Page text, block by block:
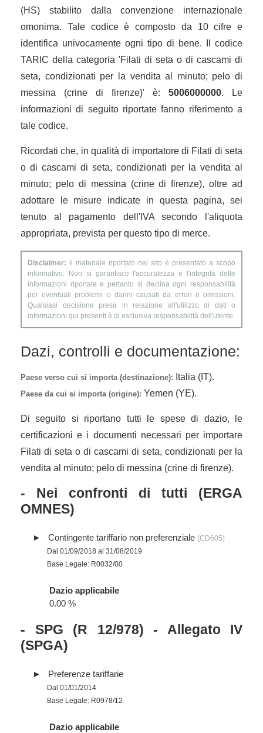
(HS) stabilito dalla convenzione internazionale
omonima. Tale codice è composto da 10 cifre e
identifica univocamente ogni tipo di bene. Il codice
TARIC della categoria 'Filati di seta o di cascami di
seta, condizionati per la vendita al minuto; pelo di
messina (crine di firenze)' è: 5006000000. Le
informazioni di seguito riportate fanno riferimento a
tale codice.
Ricordati che, in qualità di importatore di Filati di seta
o di cascami di seta, condizionati per la vendita al
minuto; pelo di messina (crine di firenze), oltre ad
adottare le misure indicate in questa pagina, sei
tenuto al pagamento dell'IVA secondo l'aliquota
appropriata, prevista per questo tipo di merce.
Disclaimer: il materiale riportato nel sito è presentato a scopo
informativo. Non si garantisce l'accuratezza e l'integrità delle
informazioni riportate e pertanto si declina ogni responsabilità
per eventuali problemi o danni causati da errori o omissioni.
Qualsiasi decisione presa in relazione all'utilizzo di dati o
informazioni qui presenti è di esclusiva responsabilità dell'utente.
Dazi, controlli e documentazione:
Paese verso cui si importa (destinazione): Italia (IT).
Paese da cui si importa (origine): Yemen (YE).
Di seguito si riportano tutti le spese di dazio, le
certificazioni e i documenti necessari per importare
Filati di seta o di cascami di seta, condizionati per la
vendita al minuto; pelo di messina (crine di firenze).
- Nei confronti di tutti (ERGA
OMNES)
Contingente tariffario non preferenziale (CD605)
Dal 01/09/2018 al 31/08/2019
Base Legale: R0032/00
Dazio applicabile
0.00 %
- SPG (R 12/978) - Allegato IV
(SPGA)
Preferenze tariffarie
Dal 01/01/2014
Base Legale: R0978/12
Dazio applicabile